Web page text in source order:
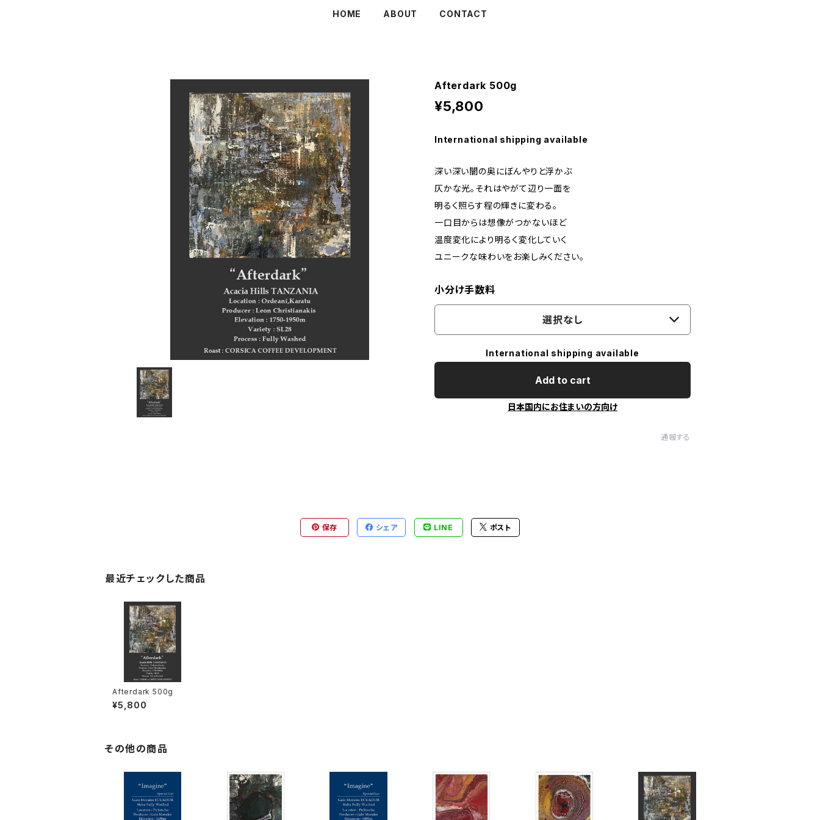
HOME ABOUT CONTACT
Afterdark 500g
¥5,800
International shipping available
深い深い闇の奥にぼんやりと浮かぶ
仄かな光。それはやがて辺り一面を
明るく照らす程の輝きに変わる。
一口目からは想像がつかないほど
温度変化により明るく変化していく
ユニークな味わいをお楽しみください。
小分け手数料
選択なし
International shipping available
Add to cart
日本国内にお住まいの方向け
通報する
保存 シェア LINE ポスト
最近チェックした商品
Afterdark 500g
¥5,800
その他の商品